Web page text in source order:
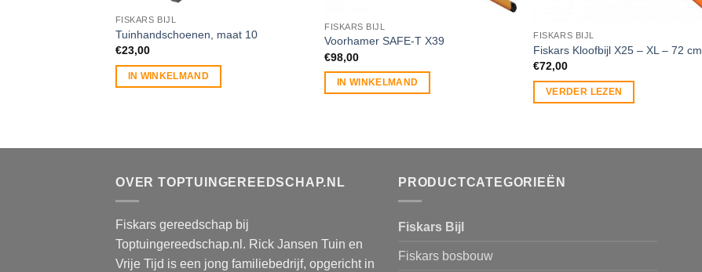
FISKARS BIJL
Tuinhandschoenen, maat 10
€23,00
IN WINKELMAND
FISKARS BIJL
Voorhamer SAFE-T X39
€98,00
IN WINKELMAND
FISKARS BIJL
Fiskars Kloofbijl X25 – XL – 72 cm
€72,00
VERDER LEZEN
OVER TOPTUINGEREEDSCHAP.NL
Fiskars gereedschap bij
Toptuingereedschap.nl. Rick Jansen Tuin en
Vrije Tijd is een jong familiebedrijf, opgericht in
PRODUCTCATEGORIEËN
Fiskars Bijl
Fiskars bosbouw